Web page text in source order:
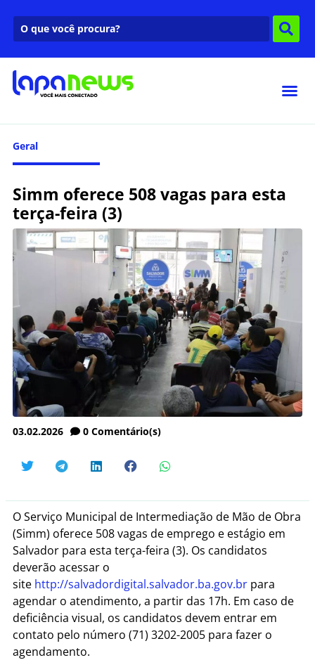
Geral
Simm oferece 508 vagas para esta
terça-feira (3)
03.02.2026 0 Comentário(s)
O Serviço Municipal de Intermediação de Mão de Obra
(Simm) oferece 508 vagas de emprego e estágio em
Salvador para esta terça-feira (3). Os candidatos
deverão acessar o
site http://salvadordigital.salvador.ba.gov.br para
agendar o atendimento, a partir das 17h. Em caso de
deficiência visual, os candidatos devem entrar em
contato pelo número (71) 3202-2005 para fazer o
agendamento.